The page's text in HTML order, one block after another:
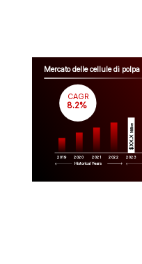
Mercato delle cellule di polpa
2019 2020 2021 2022 2023
$XX.X
Million
CAGR
8.2%
Historical Years